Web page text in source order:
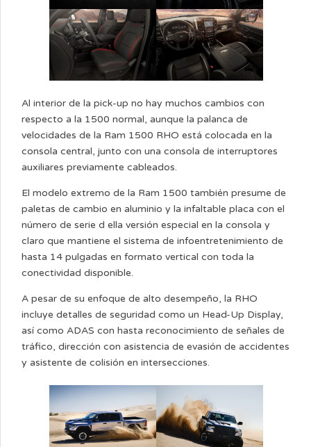
Al interior de la pick-up no hay muchos cambios con
respecto a la 1500 normal, aunque la palanca de
velocidades de la Ram 1500 RHO está colocada en la
consola central, junto con una consola de interruptores
auxiliares previamente cableados.
El modelo extremo de la Ram 1500 también presume de
paletas de cambio en aluminio y la infaltable placa con el
número de serie d ella versión especial en la consola y
claro que mantiene el sistema de infoentretenimiento de
hasta 14 pulgadas en formato vertical con toda la
conectividad disponible.
A pesar de su enfoque de alto desempeño, la RHO
incluye detalles de seguridad como un Head-Up Display,
así como ADAS con hasta reconocimiento de señales de
tráfico, dirección con asistencia de evasión de accidentes
y asistente de colisión en intersecciones.